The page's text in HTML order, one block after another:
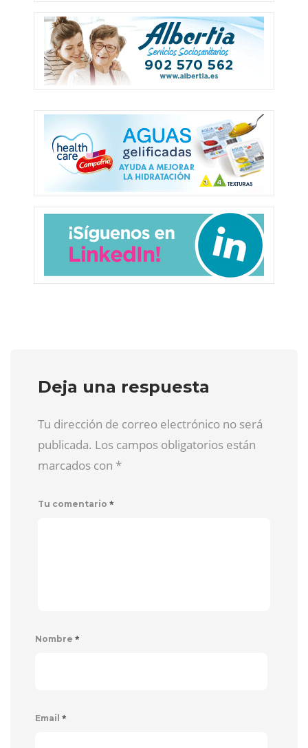
Deja una respuesta
Tu dirección de correo electrónico no será
publicada. Los campos obligatorios están
marcados con *
Tu comentario *
Nombre *
Email *